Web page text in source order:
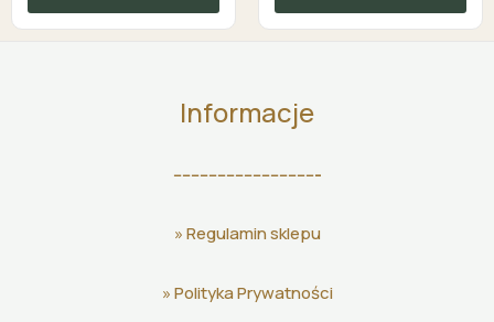
Informacje
---------------------------------
»Regulamin sklepu
»Polityka Prywatności